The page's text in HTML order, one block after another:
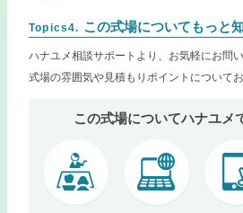
Topics4. この式場についてもっと
ハナユメ相談サポートより、お気軽にお問
式場の雰囲気や見積もりポイントについて
この式場についてハナユメ